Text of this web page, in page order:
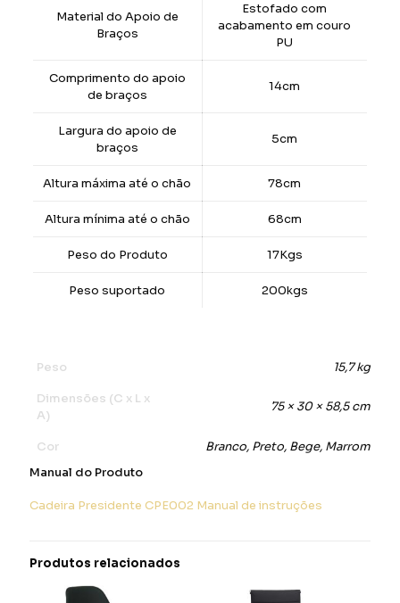
Material do Apoio de
Braços
Estofado com
acabamento em couro
PU
Comprimento do apoio
de braços
14cm
Largura do apoio de
braços
5cm
Altura máxima até o chão 78cm
Altura mínima até o chão 68cm
Peso do Produto 17Kgs
Peso suportado 200kgs
Peso 15,7 kg
Dimensões (C x L x
A)
75 × 30 × 58,5 cm
Cor
Branco, Preto, Bege, Marrom
Manual do Produto
Cadeira Presidente CPE002 Manual de instruções
Produtos relacionados